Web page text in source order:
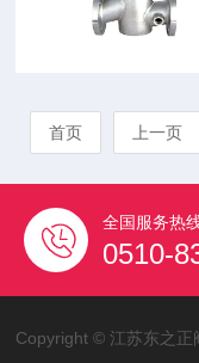
首页 上一页
全国服务热
0510-
Copyright © 江苏东之